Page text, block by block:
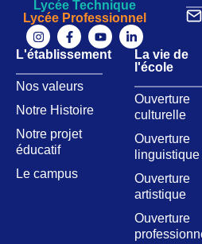
Lycée Technique
Lycée Professionnel
L'établissement
Nos valeurs​
Notre Histoire
Notre projet
éducatif
Le campus
La vie de
l'école
Ouverture
culturelle
Ouverture
linguistique
Ouverture
artistique
Ouverture